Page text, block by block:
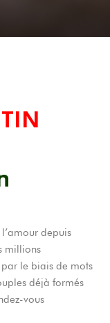
depuis
millions
le biais de mots
déjà formés
vous